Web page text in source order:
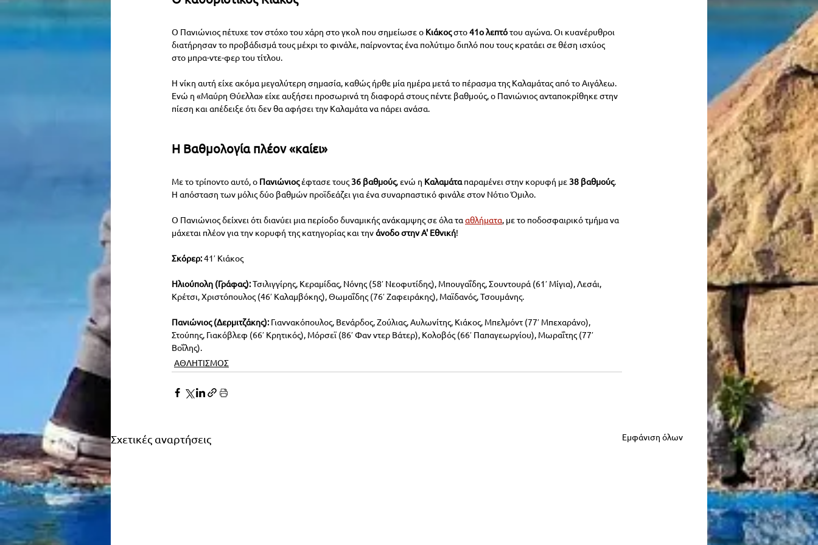
Ο Πανιώνιος πέτυχε τον στόχο του χάρη στο γκολ που σημείωσε ο Κιάκος στο 41ο λεπτό του αγώνα. Οι κυανέρυθροι
διατήρησαν το προβάδισμά τους μέχρι το φινάλε, παίρνοντας ένα πολύτιμο διπλό που τους κρατάει σε θέση ισχύος
στο μπρα-ντε-φερ του τίτλου.
Η νίκη αυτή είχε ακόμα μεγαλύτερη σημασία, καθώς ήρθε μία ημέρα μετά το πέρασμα της Καλαμάτας από το Αιγάλεω.
Ενώ η «Μαύρη Θύελλα» είχε αυξήσει προσωρινά τη διαφορά στους πέντε βαθμούς, ο Πανιώνιος ανταποκρίθηκε στην
πίεση και απέδειξε ότι δεν θα αφήσει την Καλαμάτα να πάρει ανάσα.
Η Βαθμολογία πλέον «καίει»
Με το τρίποντο αυτό, ο Πανιώνιος έφτασε τους 36 βαθμούς, ενώ η Καλαμάτα παραμένει στην κορυφή με 38 βαθμούς.
Η απόσταση των μόλις δύο βαθμών προϊδεάζει για ένα συναρπαστικό φινάλε στον Νότιο Όμιλο.
Ο Πανιώνιος δείχνει ότι διανύει μια περίοδο δυναμικής ανάκαμψης σε όλα τα αθλήματα, με το ποδοσφαιρικό τμήμα να
μάχεται πλέον για την κορυφή της κατηγορίας και την άνοδο στην Α' Εθνική!
Σκόρερ: 41′ Κιάκος
Ηλιούπολη (Γράφας): Τσιλιγγίρης, Κεραμίδας, Νόνης (58′ Νεοφυτίδης), Μπουγαΐδης, Σουντουρά (61′ Μίγια), Λεσάι,
Κρέτσι, Χριστόπουλος (46′ Καλαμβόκης), Θωμαΐδης (76′ Ζαφειράκης), Μαϊδανός, Τσουμάνης.
Πανιώνιος (Δερμιτζάκης): Γιαννακόπουλος, Βενάρδος, Ζούλιας, Αυλωνίτης, Κιάκος, Μπελμόντ (77′ Μπεχαράνο),
Στούπης, Γιακόβλεφ (66′ Κρητικός), Μόρσεϊ (86′ Φαν ντερ Βάτερ), Κολοβός (66′ Παπαγεωργίου), Μωραΐτης (77′
Βοΐλης).
ΑΘΛΗΤΙΣΜΟΣ
Σχετικές αναρτήσεις Εμφάνιση όλων